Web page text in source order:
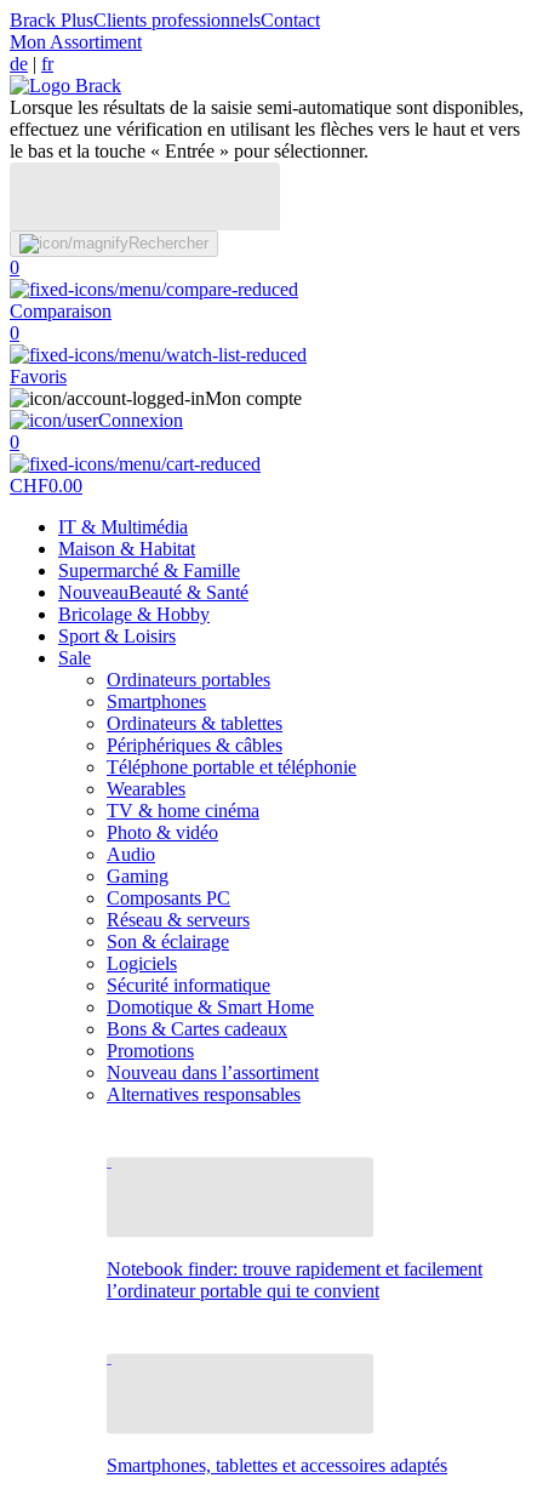
Brack PlusClients professionnelsContact
Mon Assortiment
de | fr
Lorsque les résultats de la saisie semi-automatique sont disponibles,
effectuez une vérification en utilisant les flèches vers le haut et vers
le bas et la touche « Entrée » pour sélectionner.
Rechercher
0
Comparaison
0
Favoris
Mon compte
Connexion
0
CHF0.00
IT & Multimédia
Maison & Habitat
Supermarché & Famille
NouveauBeauté & Santé
Bricolage & Hobby
Sport & Loisirs
Sale
Ordinateurs portables
Smartphones
Ordinateurs & tablettes
Périphériques & câbles
Téléphone portable et téléphonie
Wearables
TV & home cinéma
Photo & vidéo
Audio
Gaming
Composants PC
Réseau & serveurs
Son & éclairage
Logiciels
Sécurité informatique
Domotique & Smart Home
Bons & Cartes cadeaux
Promotions
Nouveau dans l’assortiment
Alternatives responsables
Notebook finder: trouve rapidement et facilement
l’ordinateur portable qui te convient
Smartphones, tablettes et accessoires adaptés